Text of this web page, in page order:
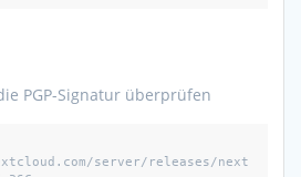
PGP-Signatur überprüfen
server/releases/next